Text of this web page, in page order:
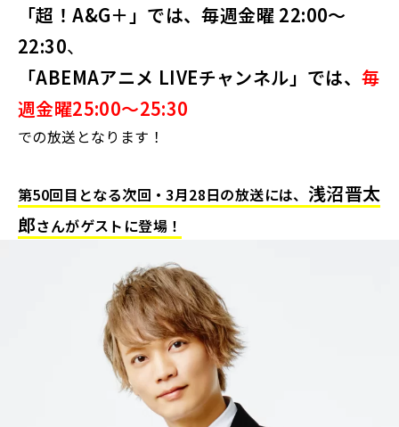
「超！A&G＋」では、毎週金曜 22:00～
22:30、
「ABEMAアニメ LIVEチャンネル」では、毎
週金曜25:00～25:30
での放送となります！
第50回目となる次回・3月28日の放送には、 浅沼晋太
郎さんがゲストに登場！